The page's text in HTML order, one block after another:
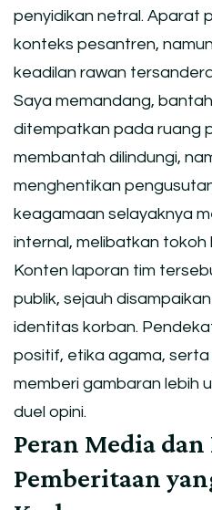
penyidikan netral. Aparat
konteks pesantren,
keadilan rawan
Saya memandang,
ditempatkan pada ruang
membantah dilindungi,
menghentikan
keagamaan selayaknya
internal, melibatkan tokoh
Konten laporan tim
publik, sejauh
identitas korban.
positif, etika agama,
memberi gambaran lebih
duel opini.
Peran Media
Pemberitaan